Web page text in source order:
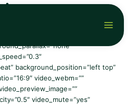
Main
background_position=”left top”
video_webm=””
video_mute=”yes”